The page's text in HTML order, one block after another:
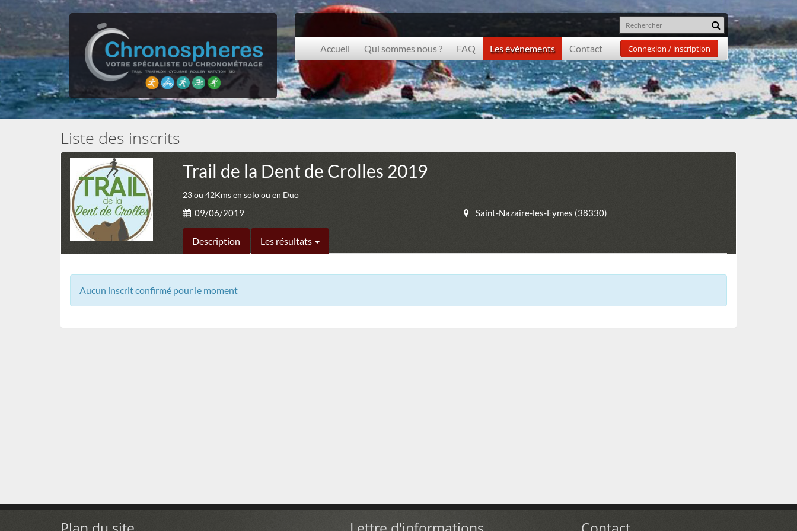
Accueil Qui sommes nous ? FAQ Les évènements Contact Connexion / inscription
Liste des inscrits
Trail de la Dent de Crolles 2019
23 ou 42Kms en solo ou en Duo
09/06/2019 Saint-Nazaire-les-Eymes (38330)
Description Les résultats
Aucun inscrit confirmé pour le moment